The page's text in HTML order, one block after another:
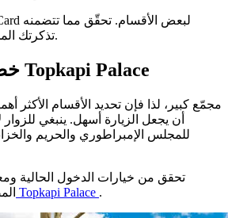
تذكرتك المختارة قبل إكمال حجزك.
خطّط لزيارتك إلى Topkapi Palace
أن يجعل الزيارة أسهل. ينبغي
للمجلس الإمبراطوري والحريم
تحقق من خيارات الدخول الحالية
تذاكر Topkapi Palace .